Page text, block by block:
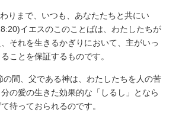
りまで、いつも、あなたたちと共にい
イエスのこのことばは、わたしたちが
それを生きるかぎりにおいて、主がいっ
ことを保証するものです。
の間、父である神は、わたしたちを人の苦
の愛の生きた効果的な「しるし」となら
待っておられるのです。